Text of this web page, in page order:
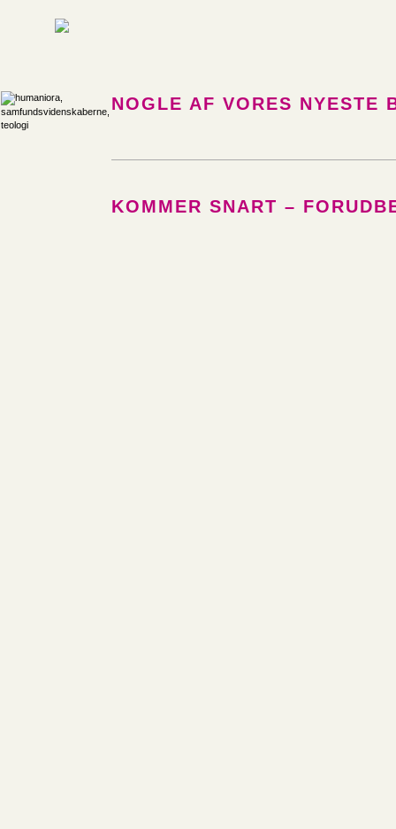
NOGLE AF VORES NYESTE
KOMMER SNART –